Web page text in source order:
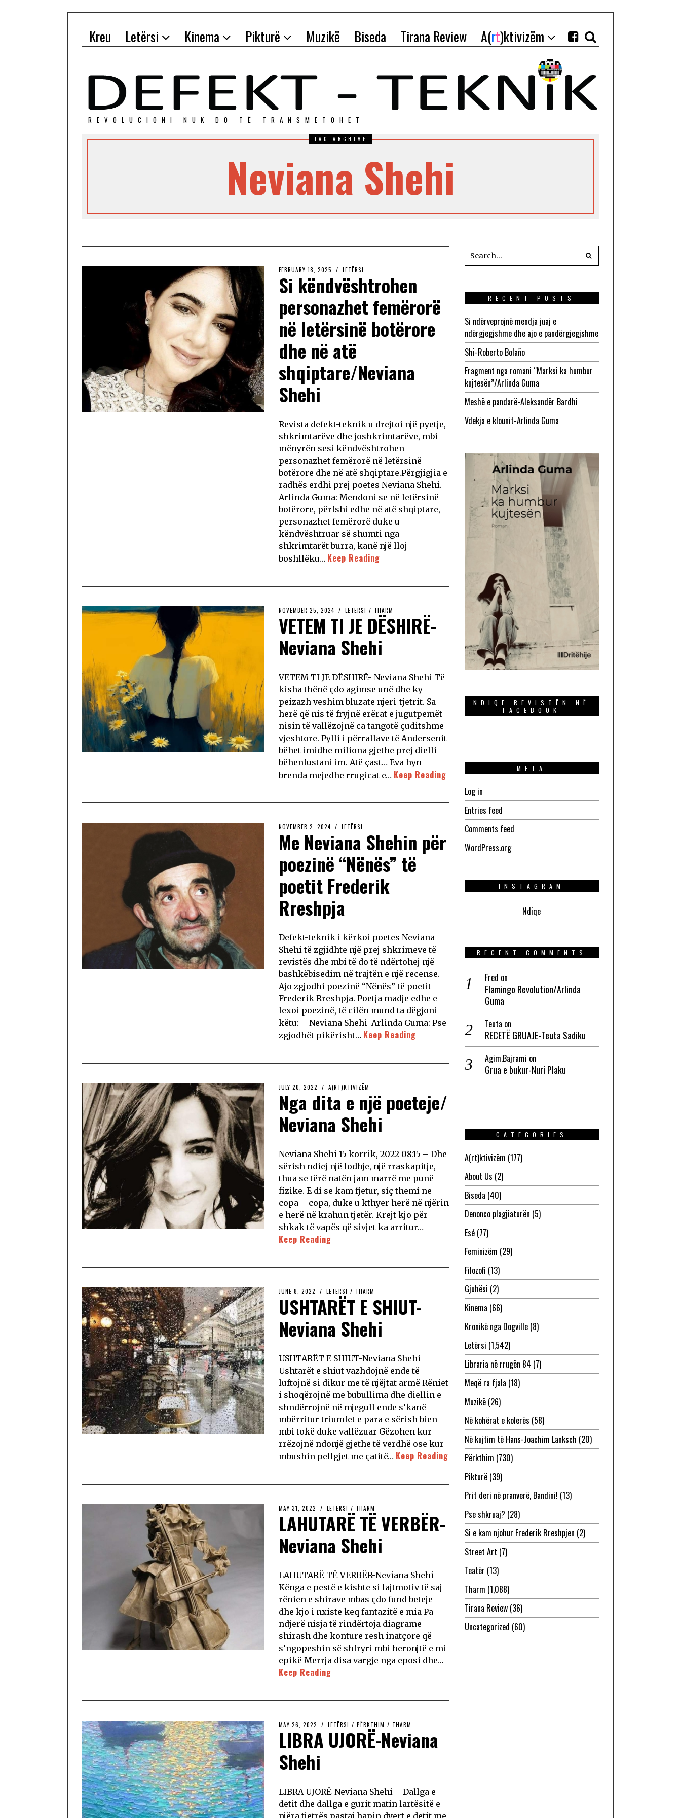
Kreu Letërsi Kinema Pikturë Muzikë Biseda Tirana Review A(rt)ktivizëm
REVOLUCIONI NUK DO TЁ TRANSMETOHET
TAG ARCHIVE
Neviana Shehi
FEBRUARY 18, 2025 LETËRSI
Si këndvështrohen
personazhet femërorë
në letërsinë botërore
dhe në atë
shqiptare/Neviana
Shehi
Revista defekt-teknik u drejtoi një pyetje,
shkrimtarëve dhe joshkrimtarëve, mbi
mënyrën sesi këndvështrohen
personazhet femërorë në letërsinë
botërore dhe në atë shqiptare.Përgjigjia e
radhës erdhi prej poetes Neviana Shehi.
Arlinda Guma: Mendoni se në letërsinë
botërore, përfshi edhe në atë shqiptare,
personazhet femërorë duke u
këndvështruar së shumti nga
shkrimtarët burra, kanë një lloj
boshllëku… Keep Reading
NOVEMBER 25, 2024 LETËRSI / THARM
VETEM TI JE DËSHIRË-
Neviana Shehi
VETEM TI JE DËSHIRË- Neviana Shehi Të
kisha thënë çdo agimse unë dhe ky
peizazh veshim bluzate njeri-tjetrit. Sa
herë që nis të fryjnë erërat e jugutpemët
nisin të vallëzojnë ca tangotë çuditshme
vjeshtore. Pylli i përrallave të Andersenit
bëhet imidhe miliona gjethe prej dielli
bëhenfustani im. Atë çast… Eva hyn
brenda mejedhe rrugicat e… Keep Reading
NOVEMBER 2, 2024 LETËRSI
Me Neviana Shehin për
poezinë “Nënës” të
poetit Frederik
Rreshpja
Defekt-teknik i kërkoi poetes Neviana
Shehi të zgjidhte një prej shkrimeve të
revistës dhe mbi të do të ndërtohej një
bashkëbisedim në trajtën e një recense.
Ajo zgjodhi poezinë “Nënës” të poetit
Frederik Rreshpja. Poetja madje edhe e
lexoi poezinë, të cilën mund ta dëgjoni
këtu: Neviana Shehi Arlinda Guma: Pse
zgjodhët pikërisht… Keep Reading
JULY 20, 2022 A(RT)KTIVIZËM
Nga dita e një poeteje/
Neviana Shehi
Neviana Shehi 15 korrik, 2022 08:15 – Dhe
sërish ndiej një lodhje, një rraskapitje,
thua se tërë natën jam marrë me punë
fizike. E di se kam fjetur, siç themi ne
copa – copa, duke u kthyer herë në njërin
e herë në krahun tjetër. Krejt kjo për
shkak të vapës që sivjet ka arritur…
Keep Reading
JUNE 8, 2022 LETËRSI / THARM
USHTARËT E SHIUT-
Neviana Shehi
USHTARËT E SHIUT-Neviana Shehi
Ushtarët e shiut vazhdojnë ende të
luftojnë si dikur me të njëjtat armë Rëniet
i shoqërojnë me bubullima dhe diellin e
shndërrojnë në mjegull ende s’kanë
mbërritur triumfet e para e sërish bien
mbi tokë duke vallëzuar Gëzohen kur
rrëzojnë ndonjë gjethe të verdhë ose kur
mbushin pellgjet me çatitë… Keep Reading
MAY 31, 2022 LETËRSI / THARM
LAHUTARË TË VERBËR-
Neviana Shehi
LAHUTARË TË VERBËR-Neviana Shehi
Kënga e pestë e kishte si lajtmotiv të saj
rënien e shirave mbas çdo fund beteje
dhe kjo i nxiste keq fantazitë e mia Pa
ndjerë nisja të rindërtoja diagrame
shirash dhe konture resh inatçore që
s’ngopeshin së shfryri mbi heronjtë e mi
epikë Merrja disa vargje nga eposi dhe…
Keep Reading
MAY 26, 2022 LETËRSI / PËRKTHIM / THARM
LIBRA UJORË-Neviana
Shehi
LIBRA UJORË-Neviana Shehi Dallga e
detit dhe dallga e gurit matin lartësitë e
njëra tjetrës pastaj hapin dyert e detit me
RECENT POSTS
Si ndërveprojnë mendja juaj e
ndërgjegjshme dhe ajo e pandërgjegjshme
Shi-Roberto Bolaño
Fragment nga romani “Marksi ka humbur
kujtesën”/Arlinda Guma
Meshë e pandarë-Aleksandër Bardhi
Vdekja e klounit-Arlinda Guma
NDIQE REVISTËN NË
FACEBOOK
META
Log in
Entries feed
Comments feed
WordPress.org
INSTAGRAM
Ndiqe
RECENT COMMENTS
Fred on
Flamingo Revolution/Arlinda
Guma
Teuta on
RECETË GRUAJE-Teuta Sadiku
Agim.Bajrami on
Grua e bukur-Nuri Plaku
CATEGORIES
A(rt)ktivizëm (177)
About Us (2)
Biseda (40)
Denonco plagjiaturën (5)
Esé(77)
Feminizëm (29)
Filozofi (13)
Gjuhësi (2)
Kinema (66)
Kronikë nga Dogville(8)
Letërsi (1,542)
Libraria në rrugën 84 (7)
Meqë ra fjala (18)
Muzikë(26)
Në kohërat e kolerës (58)
Në kujtim të Hans-Joachim Lanksch (20)
Përkthim (730)
Pikturë(39)
Prit deri në pranverë, Bandini! (13)
Pse shkruaj? (28)
Si e kam njohur Frederik Rreshpjen (2)
Street Art (7)
Teatër (13)
Tharm (1,088)
Tirana Review(36)
Uncategorized (60)